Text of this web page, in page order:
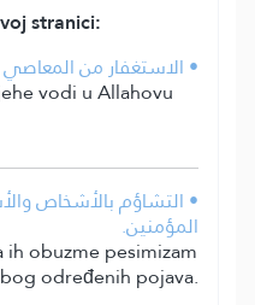
stranici:
• الاستغفار من
vodi u Allahovu
• التشاؤم بالأشخاص
المؤمنين.
obuzme pesimizam
određenih pojava.